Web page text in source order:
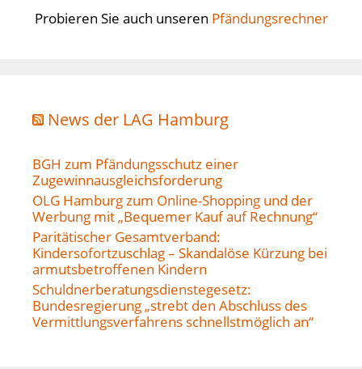
Probieren Sie auch unseren Pfändungsrechner
News der LAG Hamburg
BGH zum Pfändungsschutz einer
Zugewinnausgleichsforderung
OLG Hamburg zum Online-Shopping und der
Werbung mit „Bequemer Kauf auf Rechnung“
Paritätischer Gesamtverband:
Kindersofortzuschlag – Skandalöse Kürzung bei
armutsbetroffenen Kindern
Schuldnerberatungsdienstegesetz:
Bundesregierung „strebt den Abschluss des
Vermittlungsverfahrens schnellstmöglich an“